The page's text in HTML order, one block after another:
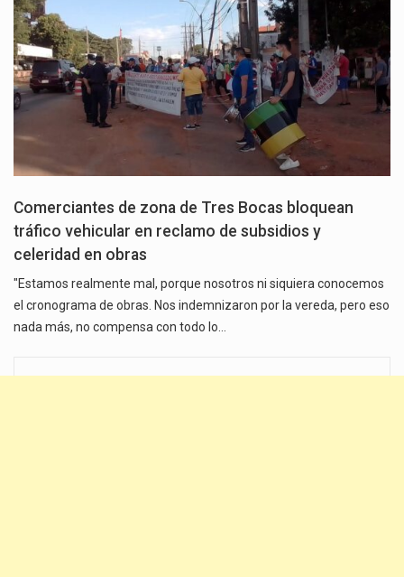
Comerciantes de zona de Tres Bocas bloquean
tráfico vehicular en reclamo de subsidios y
celeridad en obras
"Estamos realmente mal, porque nosotros ni siquiera conocemos
el cronograma de obras. Nos indemnizaron por la vereda, pero eso
nada más, no compensa con todo lo…